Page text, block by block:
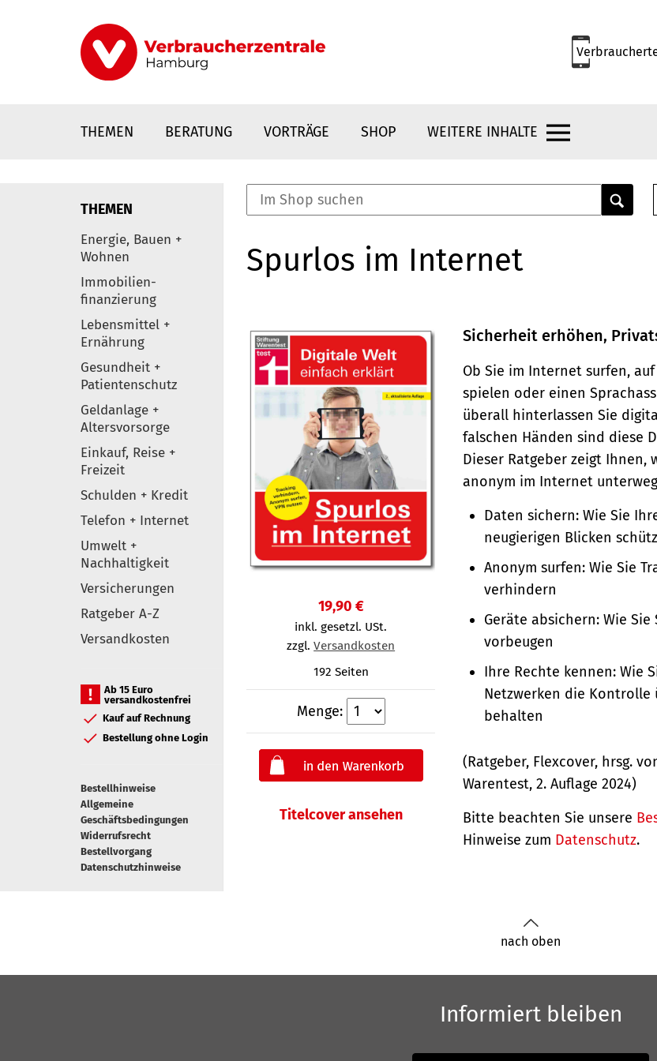
THEMEN BERATUNG VORTRÄGE SHOP WEITERE INHALTE
Elemente
THEMEN
Energie, Bauen +
Wohnen
Immobilien-
finanzierung
Lebensmittel +
Ernährung
Gesundheit +
Patientenschutz
Geldanlage +
Altersvorsorge
Einkauf, Reise +
Freizeit
Schulden + Kredit
Telefon + Internet
Umwelt +
Nachhaltigkeit
Versicherungen
Ratgeber A-Z
Versandkosten
Ab 15 Euro
versandkostenfrei
Kauf auf Rechnung
Bestellung ohne Login
Bestellhinweise
Allgemeine
Geschäftsbedingungen
Widerrufsrecht
Bestellvorgang
Datenschutzhinweise
Spurlos im Internet
19,90 €
inkl. gesetzl. USt.
zzgl.Versandkosten
192 Seiten
Menge:
Titelcover ansehen
Sicherheit erhöhen,
Ob Sie im Internet surfen,
spielen oder einen
überall hinterlassen Sie
falschen Händen sind diese
Dieser Ratgeber zeigt Ihnen,
anonym im Internet
Daten sichern: Wie Sie
neugierigen Blicken
Anonym surfen: Wie Sie
verhindern
Geräte absichern: Wie
vorbeugen
Ihre Rechte kennen: Wie
Netzwerken die Kontrolle
behalten
(Ratgeber, Flexcover, hrsg.
Warentest, 2. Auflage 2024)
Bitte beachten Sie unsere
Hinweise zum Datenschutz.
nach oben
Informiert bleiben